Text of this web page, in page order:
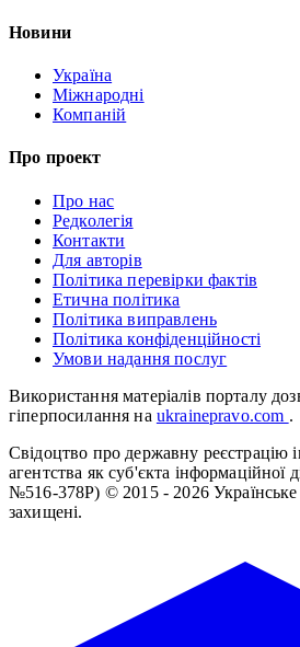
Новини
Україна
Міжнародні
Компаній
Про проект
Про нас
Редколегія
Контакти
Для авторів
Політика перевірки фактів
Етична політика
Політика виправлень
Політика конфіденційності
Умови надання послуг
Використання матеріалів порталу
гіперпосилання на ukrainepravo.com .
Свідоцтво про державну реєстрацію
агентства як суб'єкта інформаційної
№516-378Р) © 2015 - 2026
захищені.